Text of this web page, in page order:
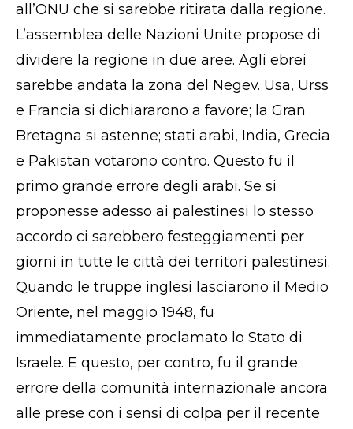
all’ONU che si sarebbe ritirata dalla regione.
L’assemblea delle Nazioni Unite propose di
dividere la regione in due aree. Agli ebrei
sarebbe andata la zona del Negev. Usa, Urss
e Francia si dichiararono a favore; la Gran
Bretagna si astenne; stati arabi, India, Grecia
e Pakistan votarono contro. Questo fu il
primo grande errore degli arabi. Se si
proponesse adesso ai palestinesi lo stesso
accordo ci sarebbero festeggiamenti per
giorni in tutte le città dei territori palestinesi.
Quando le truppe inglesi lasciarono il Medio
Oriente, nel maggio 1948, fu
immediatamente proclamato lo Stato di
Israele. E questo, per contro, fu il grande
errore della comunità internazionale ancora
alle prese con i sensi di colpa per il recente